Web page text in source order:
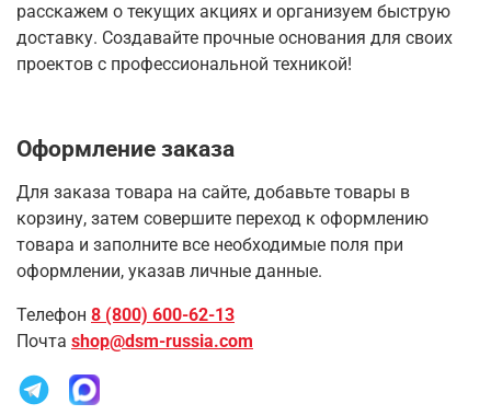
расскажем о текущих акциях и организуем быструю
доставку. Создавайте прочные основания для своих
проектов с профессиональной техникой!
Оформление заказа
Для заказа товара на сайте, добавьте товары в
корзину, затем совершите переход к оформлению
товара и заполните все необходимые поля при
оформлении, указав личные данные.
Телефон 8 (800) 600-62-13
Почта shop@dsm-russia.com